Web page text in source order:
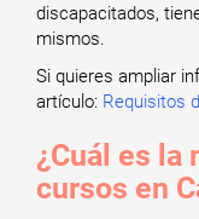
discapacitados,
mismos.
Si quieres ampliar
artículo: Requisitos
¿Cuál es la
cursos en